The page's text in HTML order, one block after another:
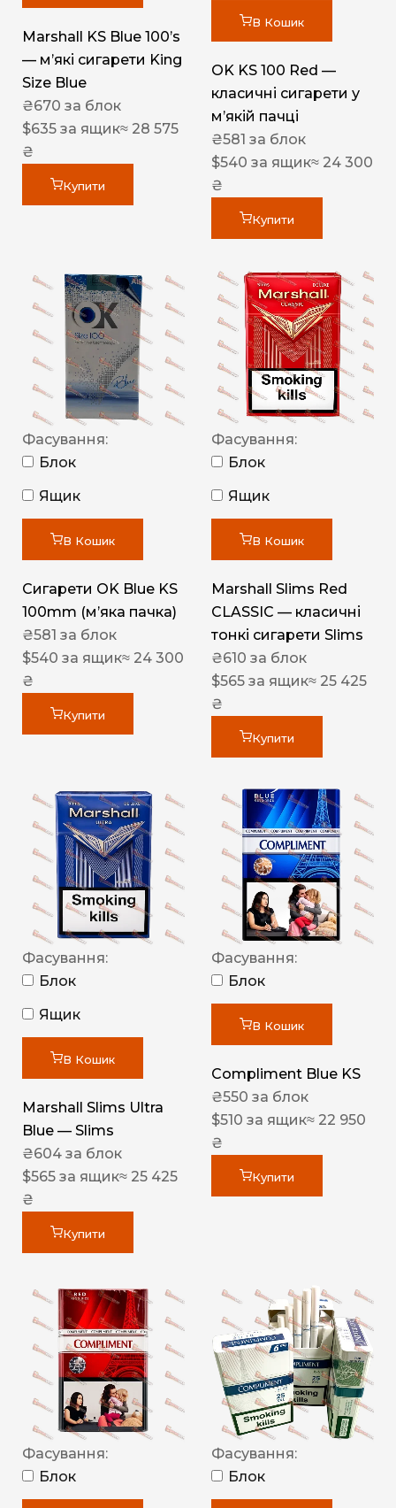
Marshall KS Blue 100’s
— м’які сигарети King
Size Blue
₴670 за блок
$635 за ящик≈ 28 575
₴
Купити
В Кошик
OK KS 100 Red —
класичні сигарети у
м’якій пачці
₴581 за блок
$540 за ящик≈ 24 300
₴
Купити
Фасування:
Блок
Ящик
В Кошик
Сигарети OK Blue KS
100mm (м’яка пачка)
₴581 за блок
$540 за ящик≈ 24 300
₴
Купити
Фасування:
Блок
Ящик
В Кошик
Marshall Slims Red
CLASSIC — класичні
тонкі сигарети Slims
₴610 за блок
$565 за ящик≈ 25 425
₴
Купити
Фасування:
Блок
Ящик
В Кошик
Marshall Slims Ultra
Blue — Slims
₴604 за блок
$565 за ящик≈ 25 425
₴
Купити
Фасування:
Блок
В Кошик
Compliment Blue KS
₴550 за блок
$510 за ящик≈ 22 950
₴
Купити
Фасування:
Блок
Фасування:
Блок